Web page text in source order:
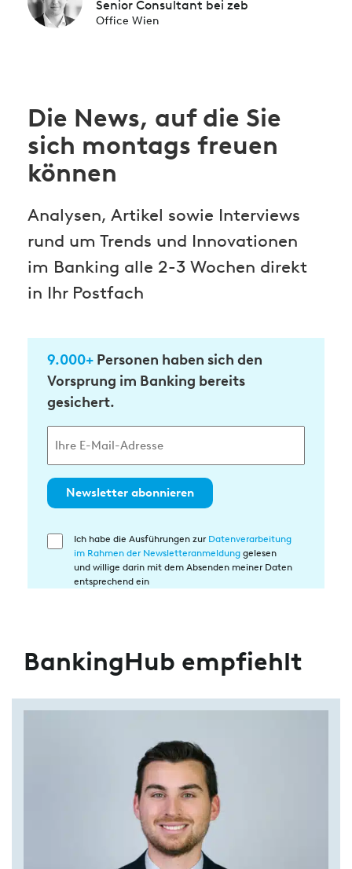
Senior Consultant bei zeb
Office Wien
Die News, auf die Sie
sich montags freuen
können
Analysen, Artikel sowie Interviews
rund um Trends und Innovationen
im Banking alle 2-3 Wochen direkt
in Ihr Postfach
9.000+ Personen haben sich den
Vorsprung im Banking bereits
gesichert.
Newsletter abonnieren
Einwilligung
Ich habe die Ausführungen zur Datenverarbeitung
im Rahmen der Newsletteranmeldung gelesen
und willige darin mit dem Absenden meiner Daten
entsprechend ein
BankingHub empfiehlt